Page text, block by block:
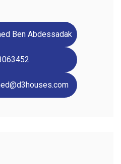
Ben Abdessadak